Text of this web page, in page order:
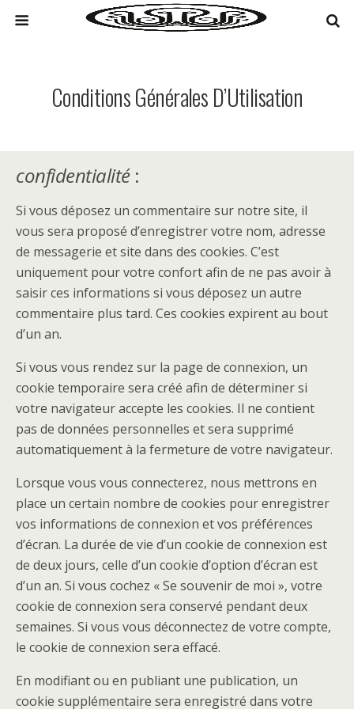
Conditions Générales D’Utilisation
confidentialité:
Si vous déposez un commentaire sur notre site, il
vous sera proposé d’enregistrer votre nom, adresse
de messagerie et site dans des cookies. C’est
uniquement pour votre confort afin de ne pas avoir à
saisir ces informations si vous déposez un autre
commentaire plus tard. Ces cookies expirent au bout
d’un an.
Si vous vous rendez sur la page de connexion, un
cookie temporaire sera créé afin de déterminer si
votre navigateur accepte les cookies. Il ne contient
pas de données personnelles et sera supprimé
automatiquement à la fermeture de votre navigateur.
Lorsque vous vous connecterez, nous mettrons en
place un certain nombre de cookies pour enregistrer
vos informations de connexion et vos préférences
d’écran. La durée de vie d’un cookie de connexion est
de deux jours, celle d’un cookie d’option d’écran est
d’un an. Si vous cochez « Se souvenir de moi », votre
cookie de connexion sera conservé pendant deux
semaines. Si vous vous déconnectez de votre compte,
le cookie de connexion sera effacé.
En modifiant ou en publiant une publication, un
cookie supplémentaire sera enregistré dans votre